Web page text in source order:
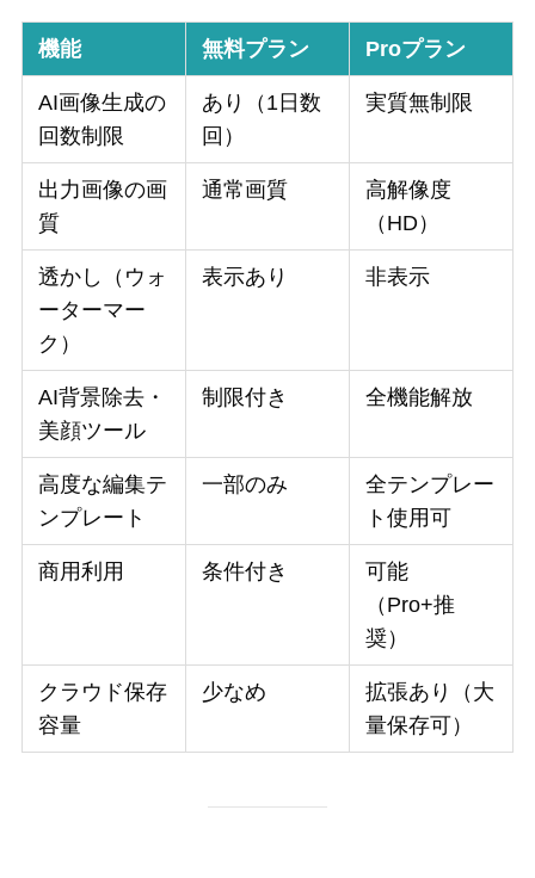
機能 無料プラン Proプラン
AI画像生成の
回数制限
あり（1日数
回）
実質無制限
出力画像の画
質
通常画質
高解像度
（HD）
透かし（ウォ
ーターマー
ク）
表示あり 非表示
AI背景除去・
美顔ツール
制限付き 全機能解放
高度な編集テ
ンプレート
一部のみ
全テンプレー
ト使用可
商用利用 条件付き
可能
（Pro+推
奨）
クラウド保存
容量
少なめ
拡張あり（大
量保存可）